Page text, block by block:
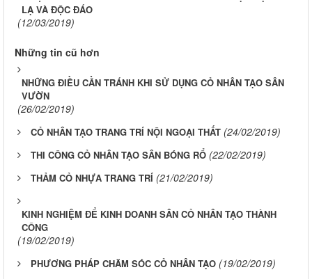
LẠ VÀ ĐỘC ĐÁO
(12/03/2019)
Những tin cũ hơn
NHỮNG ĐIỀU CẦN TRÁNH KHI SỬ DỤNG CỎ NHÂN TẠO SÂN
VƯỜN
(26/02/2019)
CỎ NHÂN TẠO TRANG TRÍ NỘI NGOẠI THẤT (24/02/2019)
THI CÔNG CỎ NHÂN TẠO SÂN BÓNG RỔ (22/02/2019)
THẢM CỎ NHỰA TRANG TRÍ (21/02/2019)
KINH NGHIỆM ĐỂ KINH DOANH SÂN CỎ NHÂN TẠO THÀNH
CÔNG
(19/02/2019)
PHƯƠNG PHÁP CHĂM SÓC CỎ NHÂN TẠO (19/02/2019)